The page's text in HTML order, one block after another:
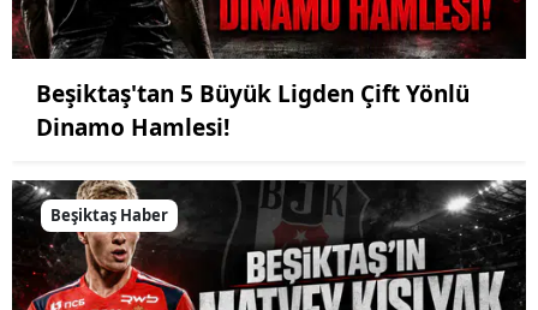
Beşiktaş'tan 5 Büyük Ligden Çift Yönlü
Dinamo Hamlesi!
Beşiktaş Haber